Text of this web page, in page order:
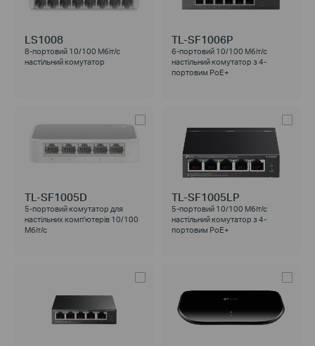
LS1008
8-портовий 10/100 Мбіт/с
настільний комутатор
TL-SF1006P
6-портовий 10/100 Мбіт/с
настільний комутатор з 4-
портовим PoE+
TL-SF1005D
5-портовий комутатор для
настільних комп'ютерів 10/100
Мбіт/с
TL-SF1005LP
5-портовий 10/100 Мбіт/с
настільний комутатор з 4-
портовим PoE+